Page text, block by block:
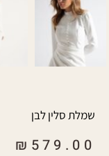
שמלת סלין לבן
₪ 579.00